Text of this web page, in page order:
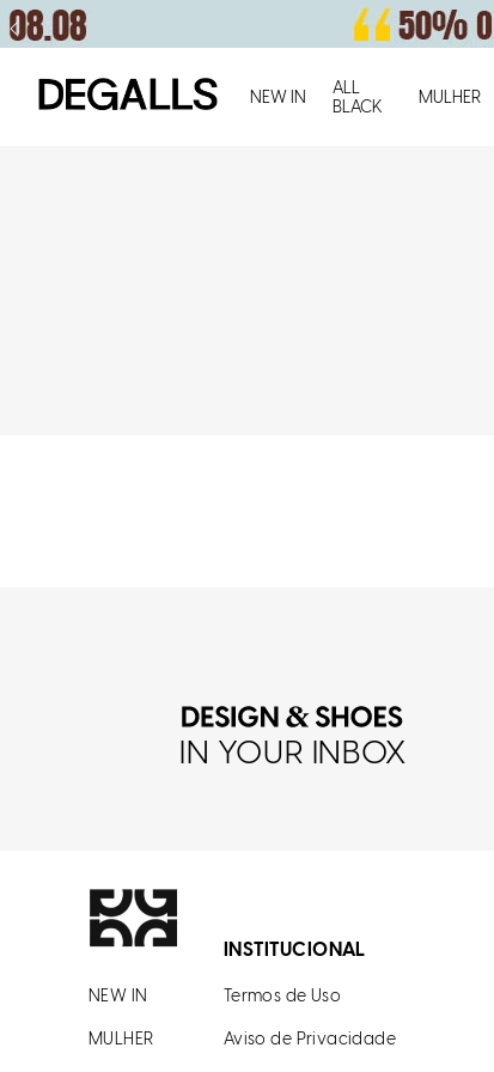
NEW IN
ALL
BLACK
MULHER
IN YOUR INBOX
NEW IN
MULHER
INSTITUCIONAL
Termos de Uso
Aviso de Privacidade